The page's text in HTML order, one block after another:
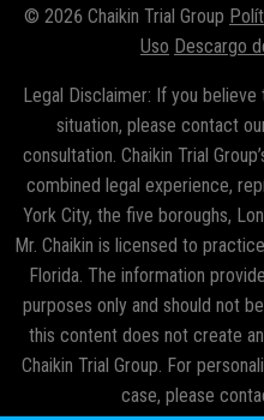
© 2026 Chaikin Trial Group
Uso Descargo
Legal Disclaimer: If you
situation, please contact
consultation. Chaikin Trial
combined legal experience,
York City, the five boroughs,
Mr. Chaikin is licensed to
Florida. The information
purposes only and should not
this content does not create
Chaikin Trial Group. For
case, please